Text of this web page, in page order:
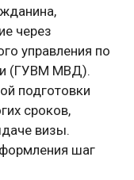
через
управления по
(ГУВМ МВД).
подготовки
сроков,
визы.
шаг